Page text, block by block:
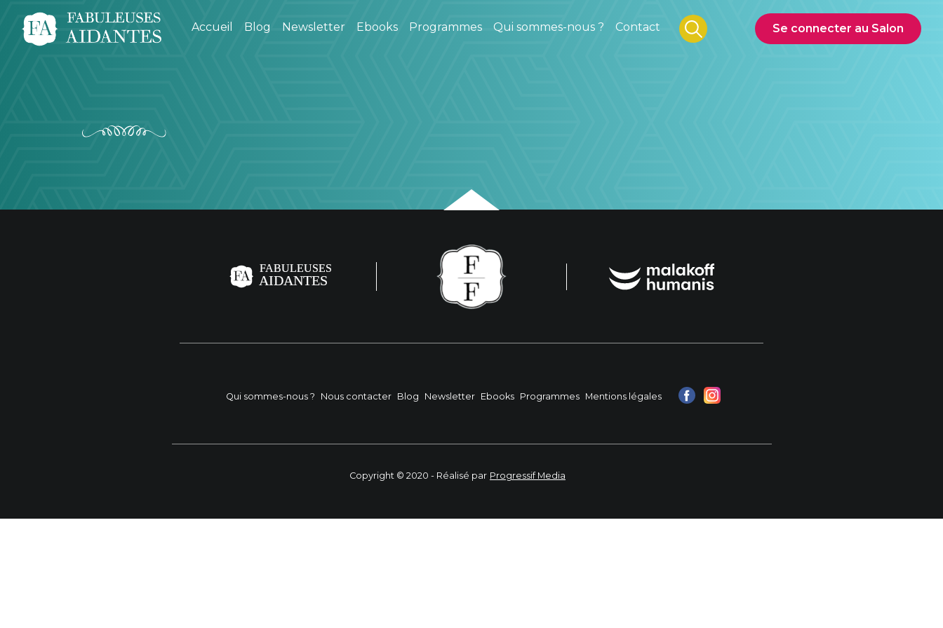
Accueil Blog Newsletter Ebooks Programmes Qui sommes-nous ? Contact Se connecter au Salon
Qui sommes-nous ? Nous contacter Blog Newsletter Ebooks Programmes Mentions légales
Copyright © 2020 - Réalisé par Progressif Media